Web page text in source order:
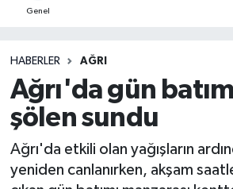
Genel
HABERLER AĞRI
Ağrı'da gün
şölen sundu
Ağrı'da etkili olan yağışların
yeniden canlanırken, akşam
Süper Lig Puan Durumu ve
Son Dakika Haberleri
Haber Arşivi